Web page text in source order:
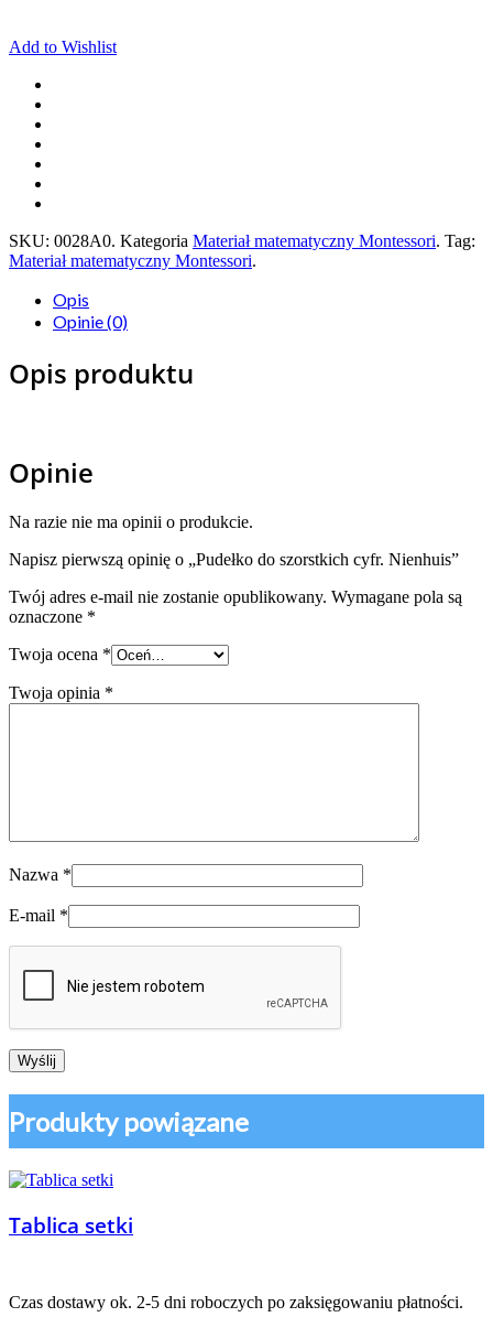
Add to Wishlist
SKU: 0028A0. Kategoria Materiał matematyczny Montessori. Tag:
Materiał matematyczny Montessori.
Opis
Opinie (0)
Opis produktu
Opinie
Na razie nie ma opinii o produkcie.
Napisz pierwszą opinię o „Pudełko do szorstkich cyfr. Nienhuis”
Twój adres e-mail nie zostanie opublikowany. Wymagane pola są
oznaczone *
Twoja ocena *
Twoja opinia *
Nazwa *
E-mail *
Produkty powiązane
Tablica setki
Czas dostawy ok. 2-5 dni roboczych po zaksięgowaniu płatności.